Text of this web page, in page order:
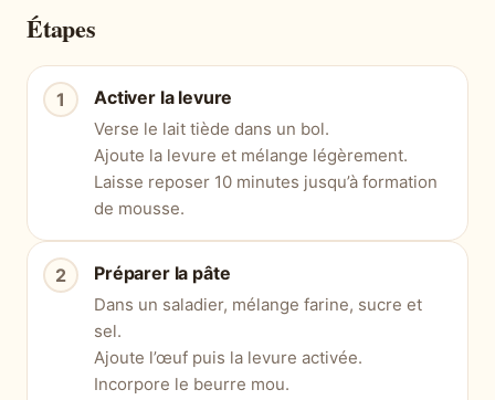
Étapes
Activer la levure
Verse le lait tiède dans un bol.
Ajoute la levure et mélange légèrement.
Laisse reposer 10 minutes jusqu’à formation
de mousse.
Préparer la pâte
Dans un saladier, mélange farine, sucre et
sel.
Ajoute l’œuf puis la levure activée.
Incorpore le beurre mou.